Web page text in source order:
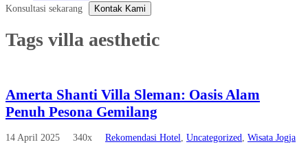
Konsultasi sekarang
Kontak Kami
Tags villa aesthetic
Amerta Shanti Villa Sleman: Oasis Alam
Penuh Pesona Gemilang
14 April 2025 340x Rekomendasi Hotel, Uncategorized, Wisata Jogja